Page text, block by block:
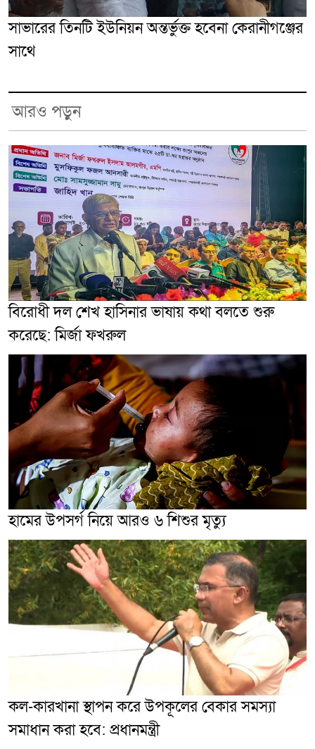
সাভারের তিনটি ইউনিয়ন অন্তর্ভুক্ত হবেনা কেরানীগঞ্জের
সাথে
আরও পড়ুন
বিরোধী দল শেখ হাসিনার ভাষায় কথা বলতে শুরু
করেছে: মির্জা ফখরুল
হামের উপসর্গ নিয়ে আরও ৬ শিশুর মৃত্যু
কল-কারখানা স্থাপন করে উপকূলের বেকার সমস্যা
সমাধান করা হবে: প্রধানমন্ত্রী